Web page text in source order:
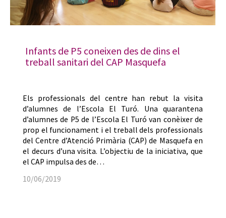
Infants de P5 coneixen des de dins el
treball sanitari del CAP Masquefa
Els professionals del centre han rebut la visita
d’alumnes de l’Escola El Turó. Una quarantena
d’alumnes de P5 de l’Escola El Turó van conèixer de
prop el funcionament i el treball dels professionals
del Centre d’Atenció Primària (CAP) de Masquefa en
el decurs d’una visita. L’objectiu de la iniciativa, que
el CAP impulsa des de…
10/06/2019